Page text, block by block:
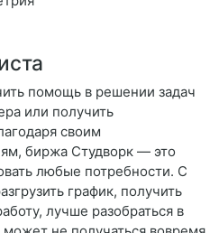
помощь в решении задач
или получить
своим
биржа Студворк — это
любые потребности. С
график, получить
лучше разобраться в